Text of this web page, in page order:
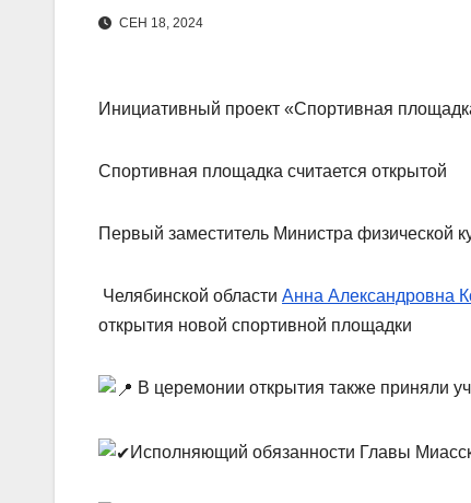
СЕН 18, 2024
Инициативный проект «Спортивная
Спортивная площадка считается открытой
Первый заместитель Министра физической
Челябинской области Анна Александровна
открытия новой спортивной площадки
В церемонии открытия также приняли
Исполняющий обязанности Главы